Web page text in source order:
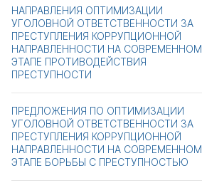
НАПРАВЛЕНИЯ ОПТИМИЗАЦИИ
УГОЛОВНОЙ ОТВЕТСТВЕННОСТИ ЗА
ПРЕСТУПЛЕНИЯ КОРРУПЦИОННОЙ
НАПРАВЛЕННОСТИ НА СОВРЕМЕННОМ
ЭТАПЕ ПРОТИВОДЕЙСТВИЯ
ПРЕСТУПНОСТИ
ПРЕДЛОЖЕНИЯ ПО ОПТИМИЗАЦИИ
УГОЛОВНОЙ ОТВЕТСТВЕННОСТИ ЗА
ПРЕСТУПЛЕНИЯ КОРРУПЦИОННОЙ
НАПРАВЛЕННОСТИ НА СОВРЕМЕННОМ
ЭТАПЕ БОРЬБЫ С ПРЕСТУПНОСТЬЮ